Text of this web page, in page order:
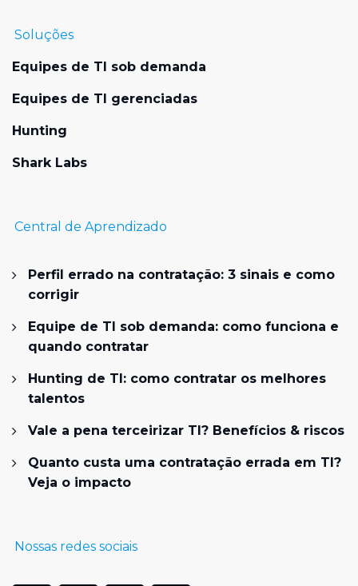
Soluções
Equipes de TI sob demanda
Equipes de TI gerenciadas
Hunting
Shark Labs
Central de Aprendizado
Perfil errado na contratação: 3 sinais e como
corrigir
Equipe de TI sob demanda: como funciona e
quando contratar
Hunting de TI: como contratar os melhores
talentos
Vale a pena terceirizar TI? Benefícios & riscos
Quanto custa uma contratação errada em TI?
Veja o impacto
Nossas redes sociais